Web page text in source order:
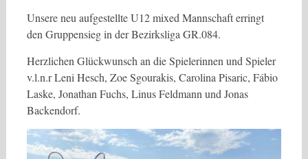
Unsere neu aufgestellte U12 mixed Mannschaft erringt
den Gruppensieg in der Bezirksliga GR.084.
Herzlichen Glückwunsch an die Spielerinnen und Spieler
v.l.n.r Leni Hesch, Zoe Sgourakis, Carolina Pisaric, Fábio
Laske, Jonathan Fuchs, Linus Feldmann und Jonas
Backendorf.